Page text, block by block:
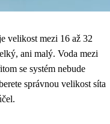
velikost mezi 16 až 32
ani malý. Voda mezi
se systém nebude
správnou velikost síta